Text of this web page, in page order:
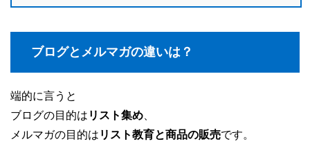
ブログとメルマガの違いは？
端的に言うと
ブログの目的は リスト集め
メルマガの目的は リスト教育と商品の販売です。